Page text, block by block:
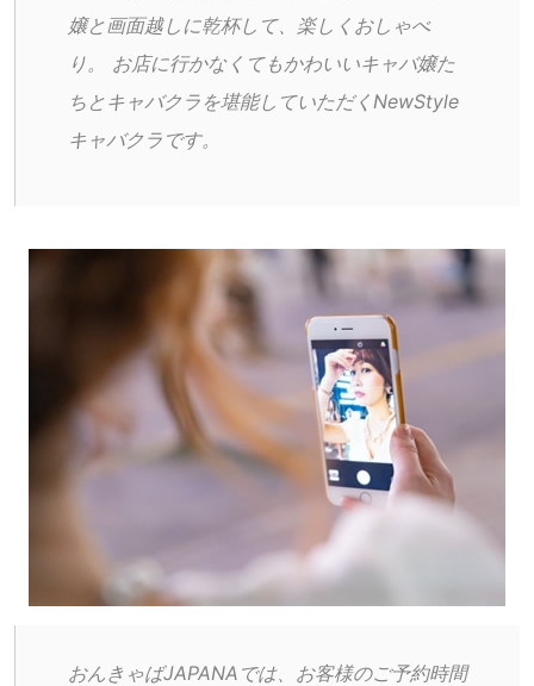
嬢と画面越しに乾杯して、楽しくおしゃべ
り。 お店に行かなくてもかわいいキャバ嬢た
ちとキャバクラを堪能していただくNewStyle
キャバクラです。
おんきゃばJAPANAでは、お客様のご予約時間